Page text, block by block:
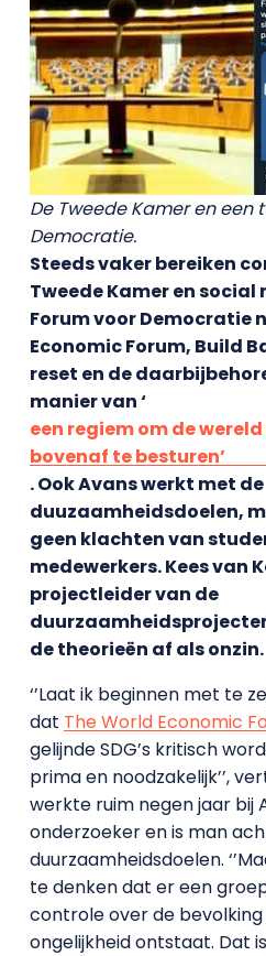
De Tweede Kamer en een
Democratie.
Steeds vaker bereiken
Tweede Kamer en
Forum voor Democratie
Economic Forum, Build
reset en de
manier van ‘
een regiem om de
bovenaf te besturen’
. Ook Avans werkt met de
duuzaamheidsdoelen,
geen klachten van
medewerkers. Kees van
projectleider van de
de theorieën af als onzin.
‘’Laat ik beginnen met te
dat The World Economic
gelijnde SDG’s kritisch
prima en noodzakelijk’’,
werkte ruim negen jaar bij
onderzoeker en is man
duurzaamheidsdoelen.
te denken dat er een
controle over de
ongelijkheid ontstaat. Dat